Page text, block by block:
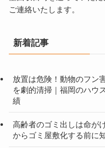
ご連絡いたします。
新着記事
放置は危険！動物のフン
を劇的清掃｜福岡のハウ
績
高齢者のゴミ出しは命が
からゴミ屋敷化する前に